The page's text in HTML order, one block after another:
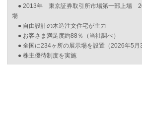
● 2013年 東京証券取引所市場第一部上場
場
● 自由設計の木造注文住宅が主力
● お客さま満足度約88％（当社調べ）
● 全国に234ヶ所の展示場を設置（2026年5月
● 株主優待制度を実施